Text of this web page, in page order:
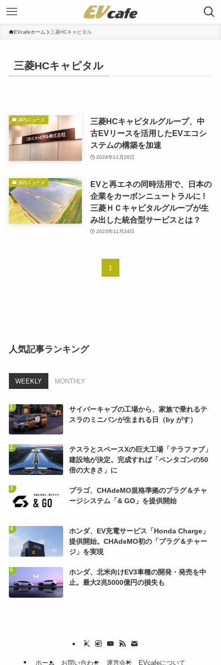
EVcafeホーム 三菱HCキャピタル
三菱HCキャピタル
国内ニュース
三菱HCキャピタルグループ、中
古EVリースを活用したEVエコシ
ステムの構築を加速
2024年12月26日
国内ニュース
EVと再エネの同時活用で、日本の
企業をカーボンニュートラルに !
三菱ＨＣキャピタルグループが生
み出した統合型サービスとは？
2023年11月24日
1
人気記事ランキング
WEEKLY MONTHLY
サイバーキャブの工場から、家族で乗れるテ
スラのミニバンが生まれる日（by がす）
テスラとスペースXの巨大工場「テラファブ」
建設地が決定。完成すれば「ペンタゴンの50
倍の大きさ」に
プラゴ、CHAdeMO規格準拠のプラグ＆チャ
ージシステム「& GO」を提供開始
ホンダ、EV充電サービス「Honda Charge」
提供開始。CHAdeMO初の「プラグ＆チャー
ジ」を実現
ホンダ、北米向けEV3車種の開発・発売を中
止。最大2兆5000億円の損失も
ホーム お問い合わせ 運営会社 EVcafeについて